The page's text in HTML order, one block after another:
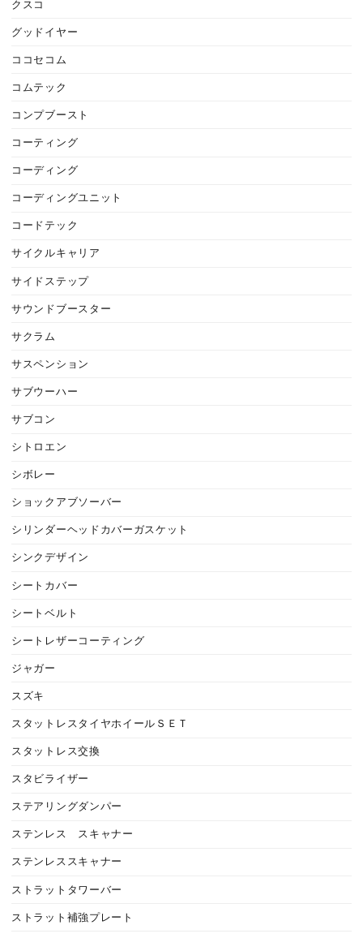
クスコ
グッドイヤー
ココセコム
コムテック
コンプブースト
コーティング
コーディング
コーディングユニット
コードテック
サイクルキャリア
サイドステップ
サウンドブースター
サクラム
サスペンション
サブウーハー
サブコン
シトロエン
シボレー
ショックアブソーバー
シリンダーヘッドカバーガスケット
シンクデザイン
シートカバー
シートベルト
シートレザーコーティング
ジャガー
スズキ
スタットレスタイヤホイールＳＥＴ
スタットレス交換
スタビライザー
ステアリングダンパー
ステンレス スキャナー
ステンレススキャナー
ストラットタワーバー
ストラット補強プレート